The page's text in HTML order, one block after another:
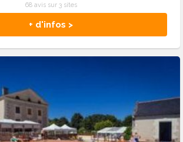
+ d'infos >
68 avis sur 3 sites